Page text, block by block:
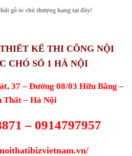
gỗ óc chó thượng hạng tại đây!
KẾ THI CÔNG NỘI
CHÓ SỐ 1 HÀ NỘI
37 – Đường 08/03 Hữu Bằng –
Thất – Hà Nội
– 0914797957